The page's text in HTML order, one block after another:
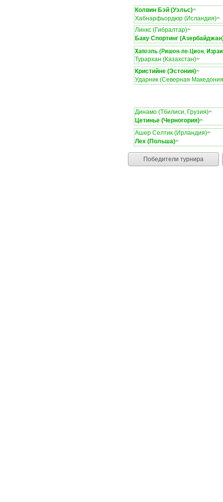
Колвин Бэй (Уэльс)ЛЧ
Хабнарфьордюр (Исландия)ЛЧ
Линкс (Гибралтар)ЛЧ
Баку Спортинг
Хапоэль (Ришон-ле-Цион,
Турархан (Казахстан)ЛЧ
Кристийне (Эстония)ЛЧ
Ударник (Северная
Динамо (Тбилиси, Грузия)ЛЧ
Цетинье (Черногория)ЛЧ
Ашер Селтик (Ирландия)ЛЧ
Лех (Польша)ЛЧ
Победители турнира